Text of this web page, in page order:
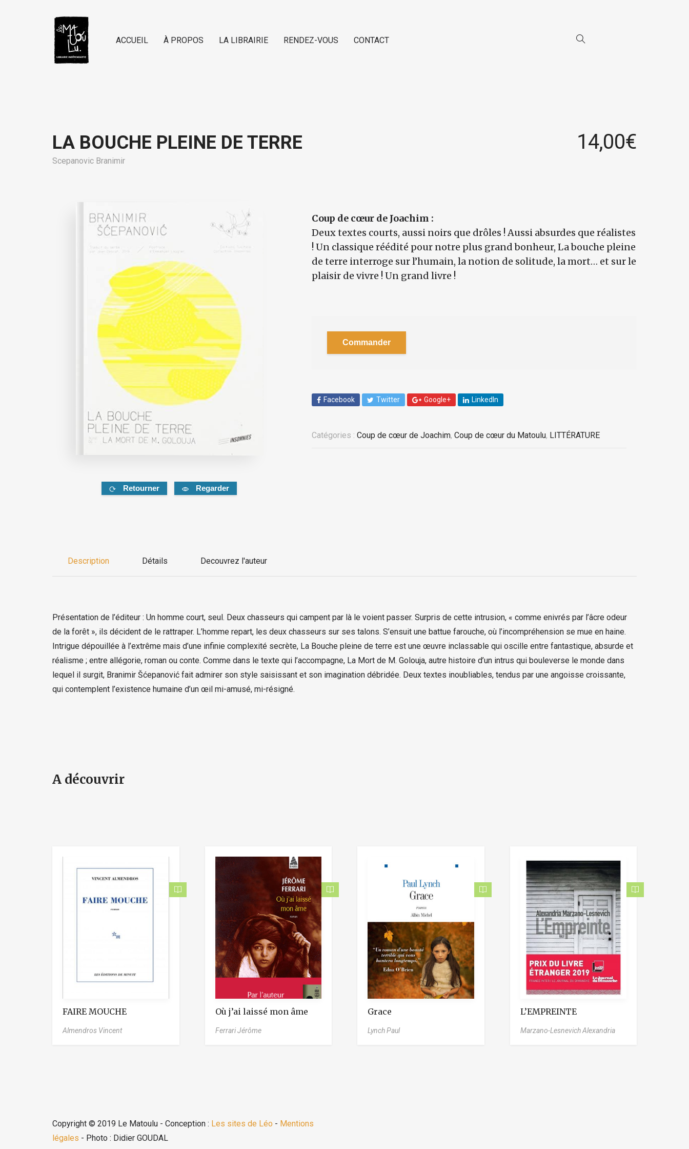
ACCUEIL À PROPOS LA LIBRAIRIE RENDEZ-VOUS CONTACT
LA BOUCHE PLEINE DE TERRE
Scepanovic Branimir
14,00€
Retourner Regarder
Coup de cœur de Joachim :
Deux textes courts, aussi noirs que drôles ! Aussi absurdes que réalistes
! Un classique réédité pour notre plus grand bonheur, La bouche pleine
de terre interroge sur l’humain, la notion de solitude, la mort… et sur le
plaisir de vivre ! Un grand livre !
Commander
Facebook Twitter Google+ LinkedIn
Catégories : Coup de cœur de Joachim, Coup de cœur du Matoulu, LITTÉRATURE
Description Détails Decouvrez l'auteur
Présentation de l’éditeur : Un homme court, seul. Deux chasseurs qui campent par là le voient passer. Surpris de cette intrusion, « comme enivrés par l’âcre odeur
de la forêt », ils décident de le rattraper. L’homme repart, les deux chasseurs sur ses talons. S’ensuit une battue farouche, où l’incompréhension se mue en haine.
Intrigue dépouillée à l’extrême mais d’une infinie complexité secrète, La Bouche pleine de terre est une œuvre inclassable qui oscille entre fantastique, absurde et
réalisme ; entre allégorie, roman ou conte. Comme dans le texte qui l’accompagne, La Mort de M. Golouja, autre histoire d’un intrus qui bouleverse le monde dans
lequel il surgit, Branimir Šćepanović fait admirer son style saisissant et son imagination débridée. Deux textes inoubliables, tendus par une angoisse croissante,
qui contemplent l’existence humaine d’un œil mi-amusé, mi-résigné.
A découvrir
FAIRE MOUCHE
Almendros Vincent
Où j’ai laissé mon âme
Ferrari Jérôme
Grace
Lynch Paul
L’EMPREINTE
Marzano-Lesnevich Alexandria
Copyright © 2019 Le Matoulu - Conception : Les sites de Léo - Mentions
légales - Photo : Didier GOUDAL